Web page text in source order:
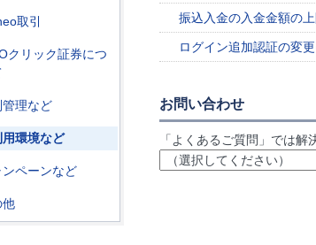
取引
クリック証券につ
管理など
用環境など
ンペーンなど
他
振込入金の入金金額の
ログイン追加認証の変
お問い合わせ
「よくあるご質問」では